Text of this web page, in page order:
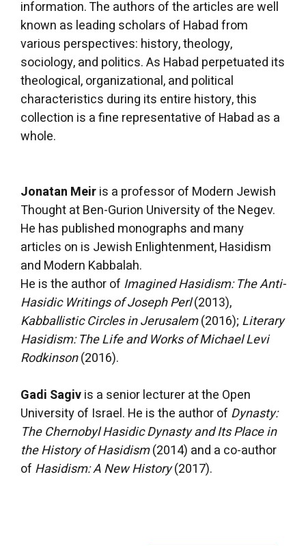
information. The authors of the articles are well
known as leading scholars of Habad from
various perspectives: history, theology,
sociology, and politics. As Habad perpetuated its
theological, organizational, and political
characteristics during its entire history, this
collection is a fine representative of Habad as a
whole.
Jonatan Meiris a professor of Modern Jewish
Thought at Ben-Gurion University of the Negev.
He has published monographs and many
articles on is Jewish Enlightenment, Hasidism
and Modern Kabbalah.
He is the author ofImagined Hasidism: The Anti-
Hasidic Writings of Joseph Perl(2013),
Kabballistic Circles in Jerusalem(2016);Literary
Hasidism: The Life and Works of Michael Levi
Rodkinson(2016).
Gadi Sagivis a senior lecturer at the Open
University of Israel. He is the author ofDynasty:
The Chernobyl Hasidic Dynasty and Its Place in
the History of Hasidism(2014) and a co-author
ofHasidism: A New History(2017).